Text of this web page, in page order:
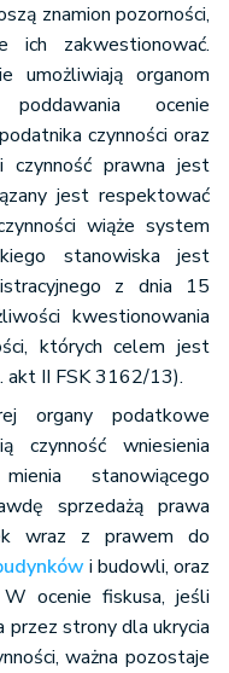
znamion pozorności,
zakwestionować.
umożliwiają organom
ocenie
czynności oraz
czynność prawna jest
jest respektować
wiąże system
stanowiska jest
z dnia 15
kwestionowania
których celem jest
akt II FSK 3162/13).
organy podatkowe
czynność wniesienia
stanowiącego
sprzedażą prawa
wraz z prawem do
i budowli, oraz
ocenie fiskusa, jeśli
przez strony dla ukrycia
ważna pozostaje